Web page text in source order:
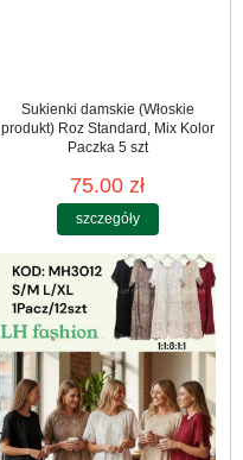
Sukienki damskie (Włoskie
produkt) Roz Standard, Mix Kolor
Paczka 5 szt
75.00 zł
szczegóły